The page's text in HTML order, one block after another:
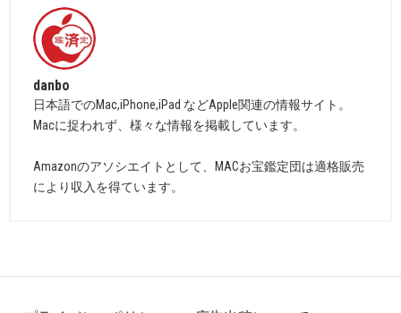
danbo
日本語でのMac,iPhone,iPad などApple関連の情報サイト。
Macに捉われず、様々な情報を掲載しています。
Amazonのアソシエイトとして、MACお宝鑑定団は適格販売
により収入を得ています。